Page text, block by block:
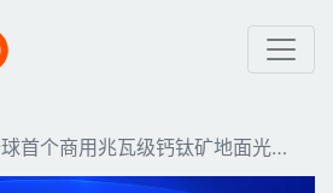
用兆瓦级钙
首个商用兆瓦级钙钛矿地面光伏
在鄂尔多斯市杭锦旗成功并网